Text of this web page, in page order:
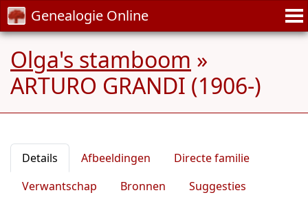
Genealogie Online
Olga's stamboom »
ARTURO GRANDI (1906-)
Details Afbeeldingen
Directe familie
Verwantschap
Bronnen
Suggesties